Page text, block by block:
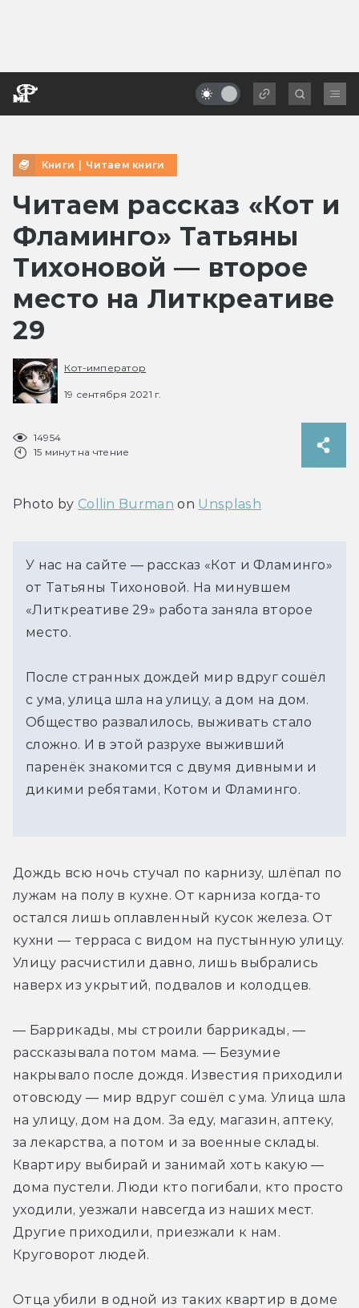
Книги | Читаем книги
Читаем рассказ «Кот и
Фламинго» Татьяны
Тихоновой — второе
место на Литкреативе
29
Кот-император
19 сентября 2021 г.
14954
15 минут на чтение
Photo by Collin Burman on Unsplash
У нас на сайте — рассказ «Кот и Фламинго»
от Татьяны Тихоновой. На минувшем
«Литкреативе 29» работа заняла второе
место.
После странных дождей мир вдруг сошёл
с ума, улица шла на улицу, а дом на дом.
Общество развалилось, выживать стало
сложно. И в этой разрухе выживший
паренёк знакомится с двумя дивными и
дикими ребятами, Котом и Фламинго.
Дождь всю ночь стучал по карнизу, шлёпал по
лужам на полу в кухне. От карниза когда-то
остался лишь оплавленный кусок железа. От
кухни — терраса с видом на пустынную улицу.
Улицу расчистили давно, лишь выбрались
наверх из укрытий, подвалов и колодцев.
— Баррикады, мы строили баррикады, —
рассказывала потом мама. — Безумие
накрывало после дождя. Известия приходили
отовсюду — мир вдруг сошёл с ума. Улица шла
на улицу, дом на дом. За еду, магазин, аптеку,
за лекарства, а потом и за военные склады.
Квартиру выбирай и занимай хоть какую —
дома пустели. Люди кто погибали, кто просто
уходили, уезжали навсегда из наших мест.
Другие приходили, приезжали к нам.
Круговорот людей.
Отца убили в одной из таких квартир в доме